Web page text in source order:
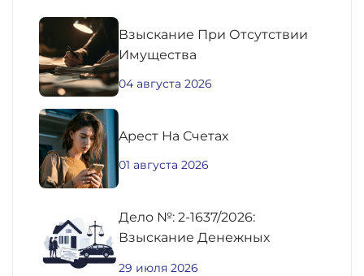
Взыскание При Отсутствии
Имущества
04 августа 2026
Aрест На Счетах
01 августа 2026
Дело №: 2-1637/2026:
Взыскание Денежных
29 июля 2026